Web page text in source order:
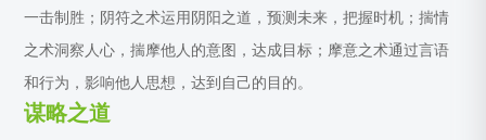
一击制胜；阴符之术运用阴阳之道，预测未来，把握时机；揣情
之术洞察人心，揣摩他人的意图，达成目标；摩意之术通过言语
和行为，影响他人思想，达到自己的目的。
谋略之道